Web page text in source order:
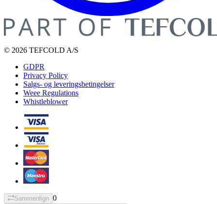
© 2026 TEFCOLD A/S
GDPR
Privacy Policy
Salgs- og leveringsbetingelser
Weee Regulations
Whistleblower
Sammenlign 0